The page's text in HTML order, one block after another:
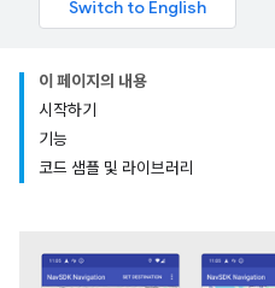
이 페이지의 내용
시작하기
기능
코드 샘플 및 라이브러리